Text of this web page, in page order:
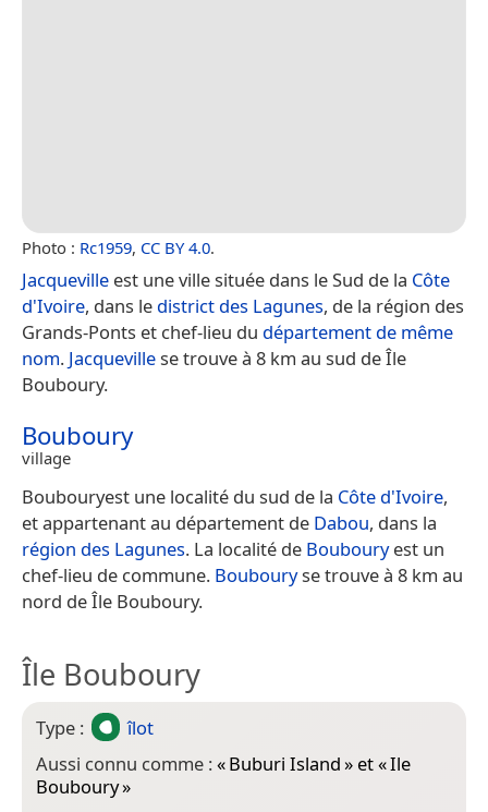
Photo : Rc1959, CC BY 4.0.
Jacqueville est une ville située dans le Sud de la Côte
d'Ivoire, dans le district des Lagunes, de la région des
Grands-Ponts et chef-lieu du département de même
nom. Jacquevillese trouve à 8 km au sud de Île
Bouboury.
Bouboury
village
Boubouryest une localité du sud de la Côte d'Ivoire,
et appartenant au département de Dabou, dans la
région des Lagunes. La localité de Boubouryest un
chef-lieu de commune. Boubouryse trouve à 8 km au
nord de Île Bouboury.
Île Bouboury
Type :
îlot
Aussi connu comme :«Buburi Island» et «Ile
Bouboury»